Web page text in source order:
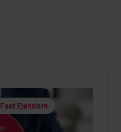
Fast Ejendom